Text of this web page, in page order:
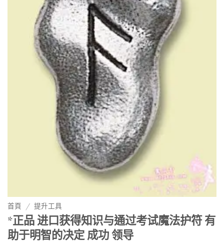
首頁 / 提升工具
*正品 进口获得知识与通过考试魔法护符 有
助于明智的决定 成功 领导